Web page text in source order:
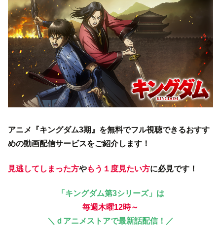
アニメ『キングダム3期』を無料でフル視聴できるおすす
めの動画配信サービスをご紹介します！
見逃してしまった方やもう１度見たい方に必見です！
「キングダム第3シリーズ」は
毎週木曜12時～
＼ ｄアニメストアで最新話配信 ！／